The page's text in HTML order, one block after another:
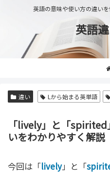
英語の意味や使い方の違い
英語
違い Lから始まる英単語
「lively」と「
いをわかりやすく解説
今回は「lively」と「